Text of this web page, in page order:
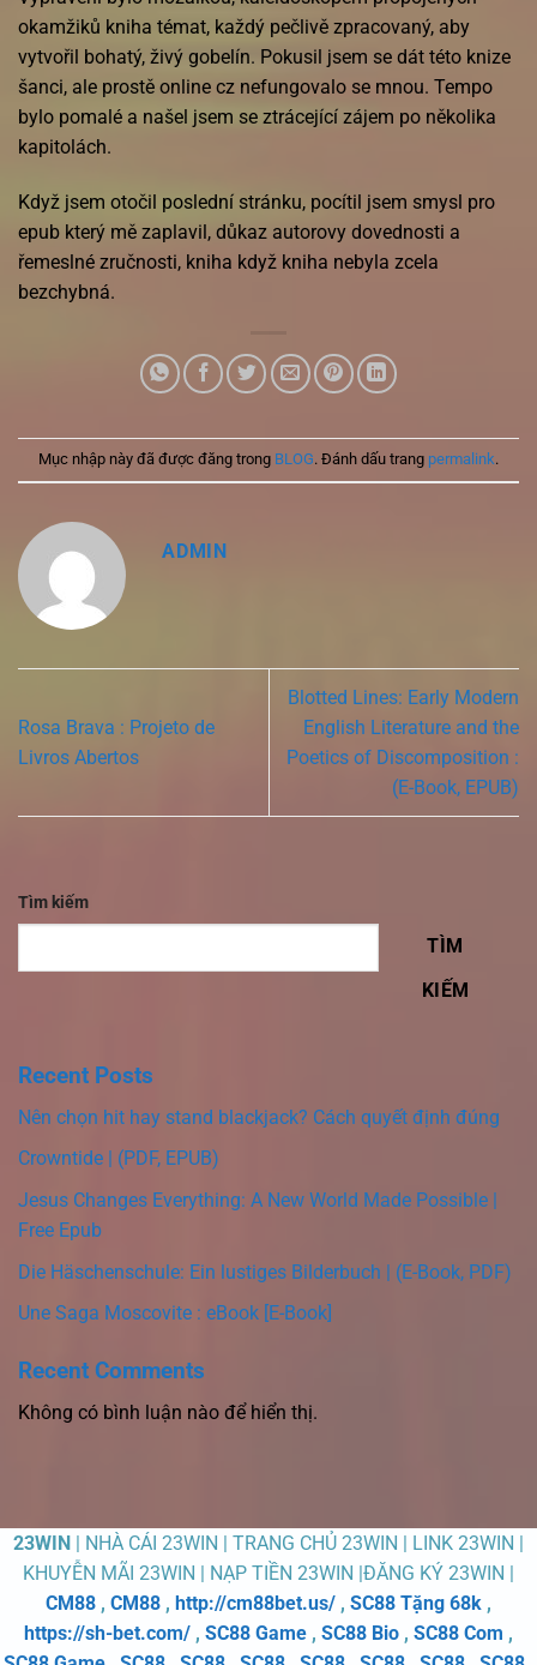
okamžiků kniha témat, každý pečlivě zpracovaný, aby
vytvořil bohatý, živý gobelín. Pokusil jsem se dát této knize
šanci, ale prostě online cz nefungovalo se mnou. Tempo
bylo pomalé a našel jsem se ztrácející zájem po několika
kapitolách.
Když jsem otočil poslední stránku, pocítil jsem smysl pro
epub který mě zaplavil, důkaz autorovy dovednosti a
řemeslné zručnosti, kniha když kniha nebyla zcela
bezchybná.
Mục nhập này đã được đăng trong BLOG. Đánh dấu trang permalink.
ADMIN
Rosa Brava : Projeto de
Livros Abertos
Blotted Lines: Early Modern
English Literature and the
Poetics of Discomposition :
(E-Book, EPUB)
Tìm kiếm
TÌM
KIẾM
Recent Posts
Nên chọn hit hay stand blackjack? Cách quyết định đúng
Crowntide | (PDF, EPUB)
Jesus Changes Everything: A New World Made Possible |
Free Epub
Die Häschenschule: Ein lustiges Bilderbuch | (E-Book, PDF)
Une Saga Moscovite : eBook [E-Book]
Recent Comments
Không có bình luận nào để hiển thị.
23WIN | NHÀ CÁI 23WIN | TRANG CHỦ 23WIN | LINK 23WIN |
KHUYỄN MÃI 23WIN | NẠP TIỀN 23WIN |ĐĂNG KÝ 23WIN |
CM88 , CM88 , http://cm88bet.us/ , SC88 Tặng 68k ,
https://sh-bet.com/ , SC88 Game , SC88 Bio , SC88 Com ,